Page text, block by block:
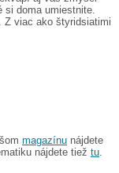
si doma umiestnite.
Z viac ako štyridsiatimi
magazínu nájdete
nájdete tiež tu.